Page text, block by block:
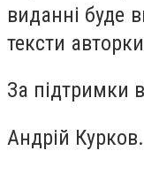
виданні буде
тексти
За підтримки
Андрій Курков.